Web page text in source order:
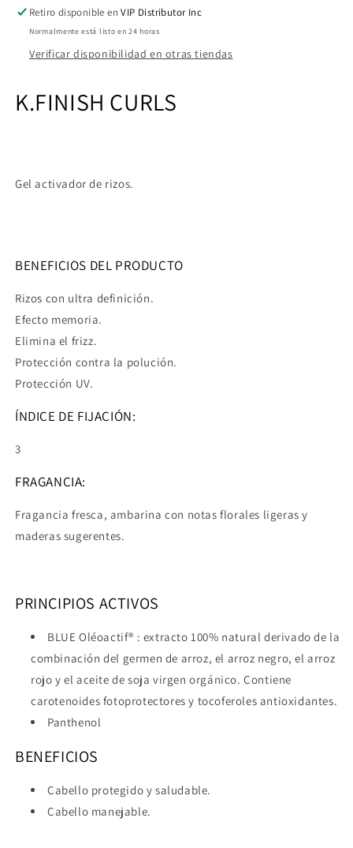
Retiro disponible enVIP Distributor Inc
Normalmente está listo en 24 horas
Verificar disponibilidad en otras tiendas
K.FINISH CURLS
Gel activador de rizos.
BENEFICIOS DEL PRODUCTO
Rizos con ultra definición.
Efecto memoria.
Elimina el frizz.
Protección contra la polución.
Protección UV.
ÍNDICE DE FIJACIÓN:
3
FRAGANCIA:
Fragancia fresca, ambarina con notas florales ligeras y
maderas sugerentes.
PRINCIPIOS ACTIVOS
BLUE Oléoactif® : extracto 100% natural derivado de la
combinación del germen de arroz, el arroz negro, el arroz
rojo y el aceite de soja virgen orgánico. Contiene
carotenoides fotoprotectores y tocoferoles antioxidantes.
Panthenol
BENEFICIOS
Cabello protegido y saludable.
Cabello manejable.